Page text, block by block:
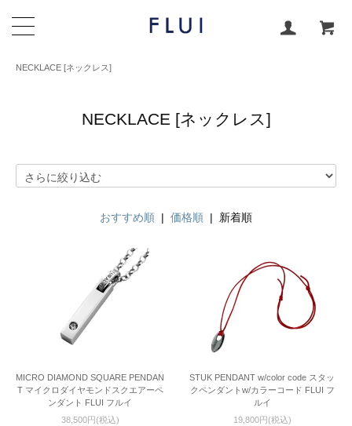
NECKLACE [ネックレス]
NECKLACE [ネックレス]
おすすめ順 | 価格順 | 新着順
MICRO DIAMOND SQUARE PENDAN
T マイクロダイヤモンドスクエアーペ
ンダント FLUI フルイ
38,500円(税込)
STUK PENDANT w/color code スタッ
クペンダントw/カラーコード FLUI フ
ルイ
19,800円(税込)